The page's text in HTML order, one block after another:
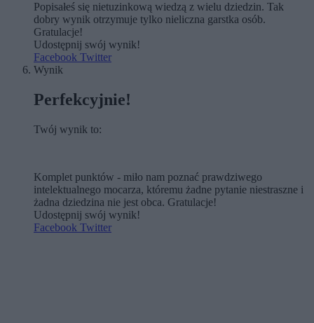
Popisałeś się nietuzinkową wiedzą z wielu dziedzin. Tak
dobry wynik otrzymuje tylko nieliczna garstka osób.
Gratulacje!
Udostępnij swój wynik!
Facebook Twitter
Wynik
Perfekcyjnie!
Twój wynik to:
Komplet punktów - miło nam poznać prawdziwego
intelektualnego mocarza, któremu żadne pytanie niestraszne i
żadna dziedzina nie jest obca. Gratulacje!
Udostępnij swój wynik!
Facebook Twitter